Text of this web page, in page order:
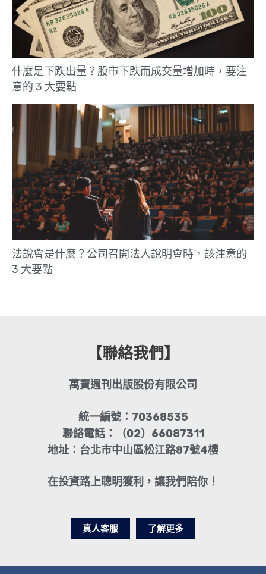
什麼是下跌出量？股市下跌而成交量增加時，要注
意的 3 大要點
法說會是什麼？公司召開法人說明會時，該注意的
3 大要點
【聯絡我們】
萬寶週刊出版股份有限公司
統一編號：70368535
聯絡電話：（02）66087311
地址：台北市中山區松江路87號4樓
在投資路上聰明獲利，讓我們陪你！
真人客服 了解更多